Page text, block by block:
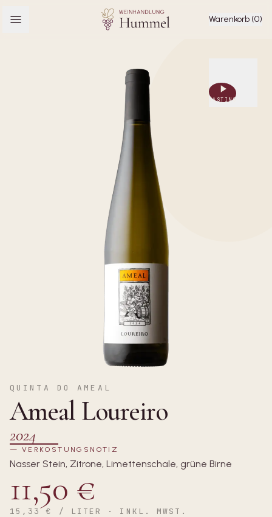
Warenkorb (0)
TASTING
QUINTA DO AMEAL
Ameal Loureiro
2024
— VERKOSTUNGSNOTIZ
Nasser Stein, Zitrone, Limettenschale, grüne Birne
11,50 €
15,33 €
/ LITER · INKL. MWST.